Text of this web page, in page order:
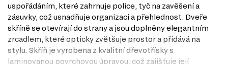
uspořádáním, které zahrnuje police, tyč na zavěšení a
zásuvky, což usnadňuje organizaci a přehlednost. Dveře
skříně se otevírají do strany a jsou doplněny elegantním
zrcadlem, které opticky zvětšuje prostor a přidává na
stylu. Skříň je vyrobena z kvalitní dřevotřísky s
laminovanou povrchovou úpravou, což zajišťuje její